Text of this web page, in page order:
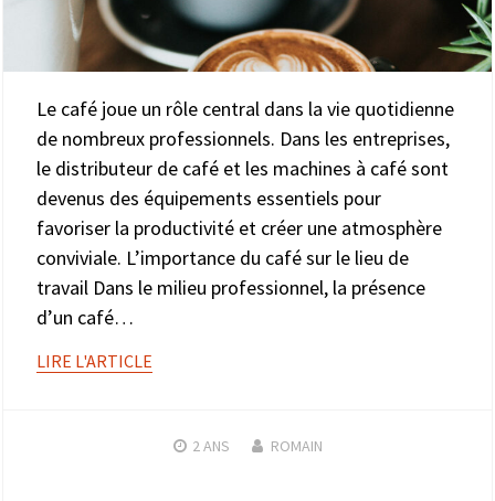
Le café joue un rôle central dans la vie quotidienne
de nombreux professionnels. Dans les entreprises,
le distributeur de café et les machines à café sont
devenus des équipements essentiels pour
favoriser la productivité et créer une atmosphère
conviviale. L’importance du café sur le lieu de
travail Dans le milieu professionnel, la présence
d’un café…
LIRE L'ARTICLE
2 ANS ROMAIN